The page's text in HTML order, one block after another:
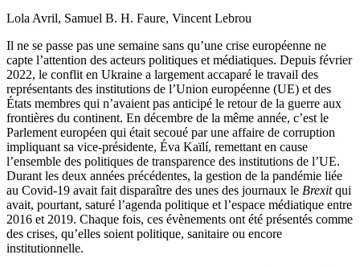
Lola Avril, Samuel B. H. Faure, Vincent Lebrou
Il ne se passe pas une semaine sans qu’une crise européenne ne
capte l’attention des acteurs politiques et médiatiques. Depuis février
2022, le conflit en Ukraine a largement accaparé le travail des
représentants des institutions de l’Union européenne (UE) et des
États membres qui n’avaient pas anticipé le retour de la guerre aux
frontières du continent. En décembre de la même année, c’est le
Parlement européen qui était secoué par une affaire de corruption
impliquant sa vice-présidente, Éva Kaïlí, remettant en cause
l’ensemble des politiques de transparence des institutions de l’UE.
Durant les deux années précédentes, la gestion de la pandémie liée
au Covid-19 avait fait disparaître des unes des journaux le Brexitqui
avait, pourtant, saturé l’agenda politique et l’espace médiatique entre
2016 et 2019. Chaque fois, ces évènements ont été présentés comme
des crises, qu’elles soient politique, sanitaire ou encore
institutionnelle.